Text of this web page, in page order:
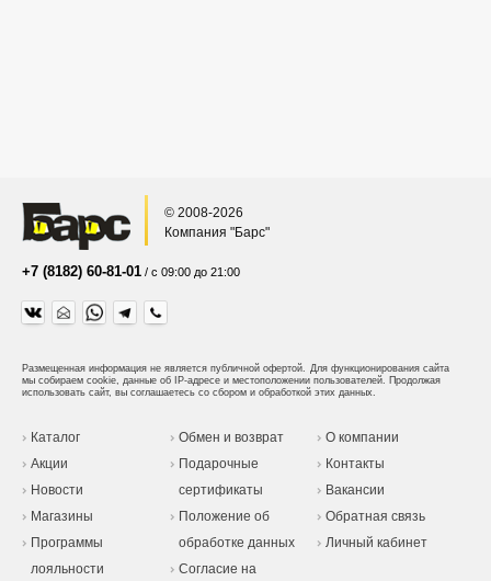
© 2008-2026
Компания "Барс"
+7 (8182) 60-81-01 / с 09:00 до 21:00
Размещенная информация не является публичной офертой. Для функционирования сайта
мы собираем cookie, данные об IP-адресе и местоположении пользователей. Продолжая
использовать сайт, вы соглашаетесь со сбором и обработкой этих данных.
Каталог
Акции
Новости
Магазины
Программы
лояльности
Обмен и возврат
Подарочные
сертификаты
Положение об
обработке данных
Согласие на
О компании
Контакты
Вакансии
Обратная связь
Личный кабинет